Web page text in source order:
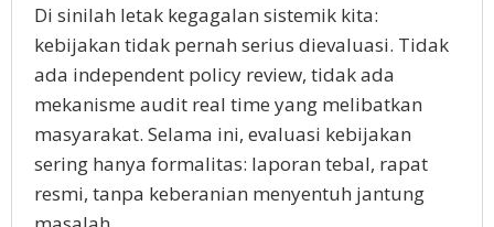
Di sinilah letak kegagalan sistemik kita:
kebijakan tidak pernah serius dievaluasi. Tidak
ada independent policy review, tidak ada
mekanisme audit real time yang melibatkan
masyarakat. Selama ini, evaluasi kebijakan
sering hanya formalitas: laporan tebal, rapat
resmi, tanpa keberanian menyentuh jantung